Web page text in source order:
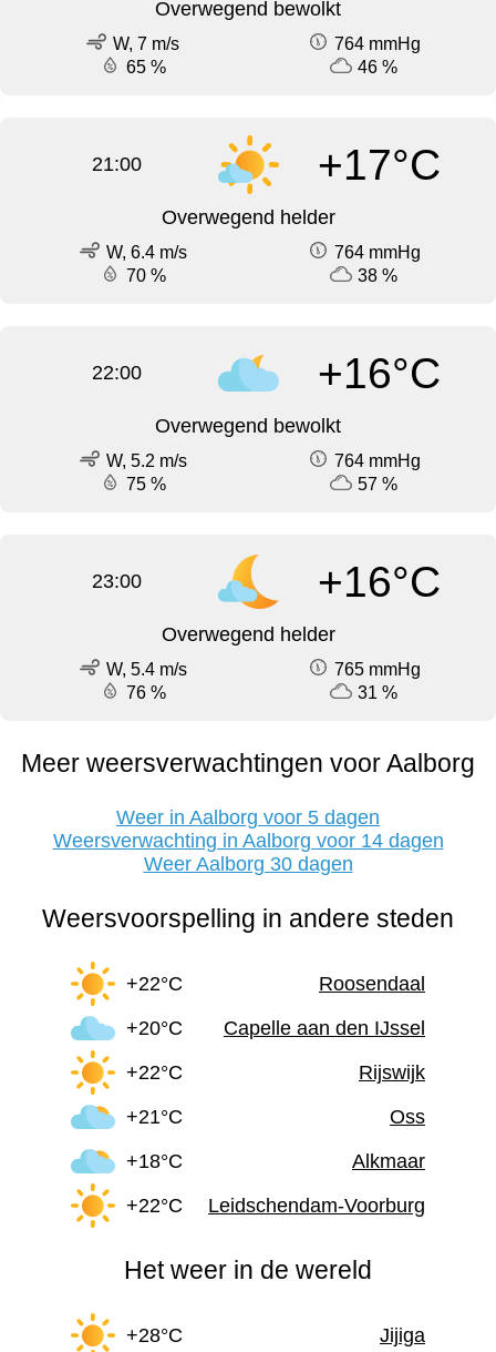
Overwegend bewolkt
W, 7 m/s
764 mmHg
65 %
46 %
21:00 +17°C
Overwegend helder
W, 6.4 m/s
764 mmHg
70 %
38 %
22:00 +16°C
Overwegend bewolkt
W, 5.2 m/s
764 mmHg
75 %
57 %
23:00 +16°C
Overwegend helder
W, 5.4 m/s
765 mmHg
76 %
31 %
Meer weersverwachtingen voor Aalborg
Weer in Aalborg voor 5 dagen
Weersverwachting in Aalborg voor 14 dagen
Weer Aalborg 30 dagen
Weersvoorspelling in andere steden
+22°C
Roosendaal
+20°C
Capelle aan den IJssel
+22°C
Rijswijk
+21°C
Oss
+18°C
Alkmaar
+22°C
Leidschendam-Voorburg
Het weer in de wereld
+28°C Jijiga